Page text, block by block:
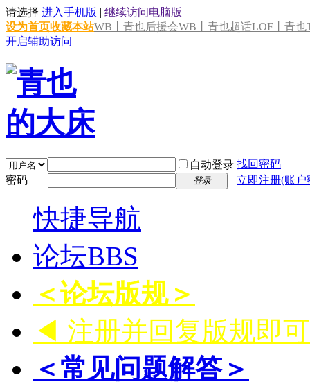
请选择 进入手机版 | 继续访问电脑版
设为首页收藏本站WB丨青也后援会WB丨青也超话LOF丨青也
开启辅助访问
自动登录 找回密码
密码
登录 立即注册(账
快捷导航
论坛BBS
＜论坛版规＞
◀ 注册并回复版规即
＜常见问题解答＞